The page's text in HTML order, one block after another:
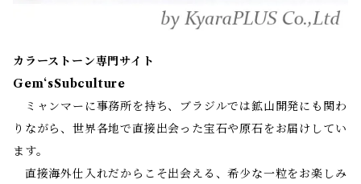
カラーストーン専門サイト
Gem‘sSubculture
ミャンマーに事務所を持ち、ブラジルでは鉱山開発にも関わ
りながら、世界各地で直接出会った宝石や原石をお届けしてい
ます。
直接海外仕入れだからこそ出会える、希少な一粒をお楽しみ